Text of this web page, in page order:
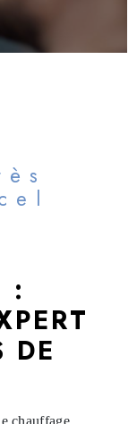
:
DE
chauffage